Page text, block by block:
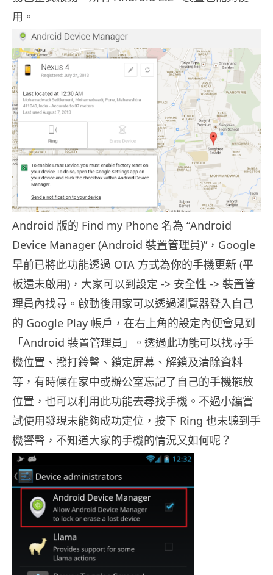
用。
Android 版的 Find my Phone 名為 “Android
Device Manager (Android 裝置管理員)”，Google
早前已將此功能透過 OTA 方式為你的手機更新 (平
板還未啟用)，大家可以到設定 -> 安全性 -> 裝置管
理員內找尋。啟動後用家可以透過瀏覽器登入自己
的 Google Play 帳戶，在右上角的設定內便會見到
「Android 裝置管理員」。透過此功能可以找尋手
機位置、撥打鈴聲、鎖定屏幕、解鎖及清除資料
等，有時候在家中或辦公室忘記了自己的手機擺放
位置，也可以利用此功能去尋找手機。不過小編嘗
試使用發現未能夠成功定位，按下 Ring 也未聽到手
機響聲，不知道大家的手機的情況又如何呢？